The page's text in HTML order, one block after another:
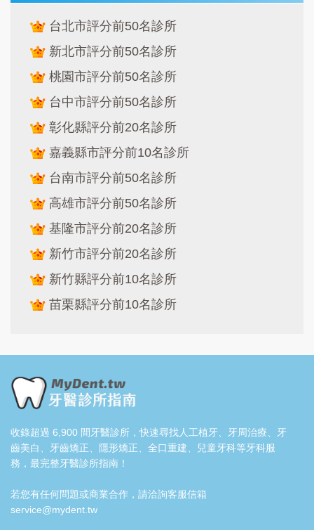
台北市評分前50名診所
新北市評分前50名診所
桃園市評分前50名診所
台中市評分前50名診所
彰化縣評分前20名診所
嘉義縣市評分前10名診所
台南市評分前50名診所
高雄市評分前50名診所
基隆市評分前20名診所
新竹市評分前20名診所
新竹縣評分前10名診所
苗栗縣評分前10名診所
收錄超過 6,900 間牙醫診所，快速尋找人工植牙、牙周治療、牙
齒美白、牙齒矯正、隱形矯正、全口重建、兒童牙科等牙科服
務，最完整牙醫診所指南！
若您有任何問題或商業合作，請洽詢客服信箱
service@mydent.tw